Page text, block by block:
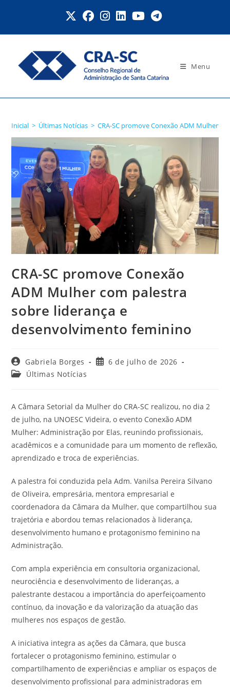
Menu
Inicial > Últimas Notícias > CRA-SC promove Conexão ADM Mulher
CRA-SC promove Conexão
ADM Mulher com palestra
sobre liderança e
desenvolvimento feminino
Autor
do
post:
Gabriela Borges
Post6 de julho de 2026
Categoria
Últimas Notícias
A Câmara Setorial da Mulher do CRA-SC realizou, no dia 2
de julho, na UNOESC Videira, o evento Conexão ADM
Mulher: Administração por Elas, reunindo profissionais,
acadêmicos e a comunidade para um momento de reflexão,
aprendizado e troca de experiências.
A palestra foi conduzida pela Adm. Vanilsa Pereira Silvano
de Oliveira, empresária, mentora empresarial e
coordenadora da Câmara da Mulher, que compartilhou sua
trajetória e abordou temas relacionados à liderança,
desenvolvimento humano e protagonismo feminino na
Administração.
Com ampla experiência em consultoria organizacional,
neurociência e desenvolvimento de lideranças, a
palestrante destacou a importância do aperfeiçoamento
contínuo, da inovação e da valorização da atuação das
mulheres nos espaços de gestão.
A iniciativa integra as ações da Câmara, que busca
fortalecer o protagonismo feminino, estimular o
compartilhamento de experiências e ampliar os espaços de
desenvolvimento profissional para administradoras em